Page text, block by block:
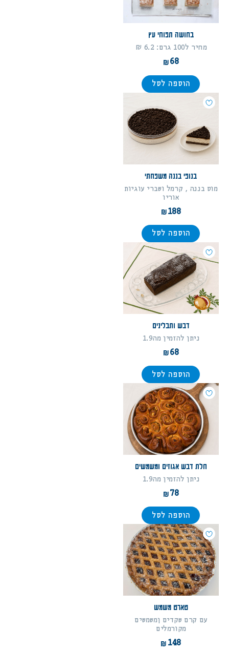
בחושה תפוחי עץ
מחיר ל100 גרם: 6.2 ₪
68
הוספה לסל
בנופי בננה משפחתי
מוס בננה , קרמל ושברי עוגיות
אוריו
188
הוספה לסל
דבש ותבלינים
ניתן להזמין מה1.9
68
הוספה לסל
חלת דבש אגוזים ומשמשים
ניתן להזמין מה1.9
78
הוספה לסל
טארט משמש
עם קרם שקדים ןמשמשים
מקורמלים
148